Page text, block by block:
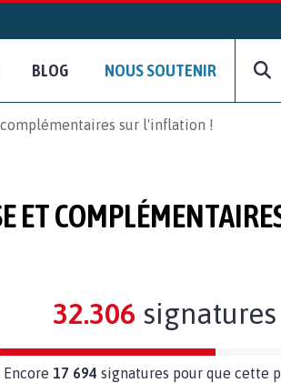
BLOG NOUS SOUTENIR
sur l'inflation !
ET
32.306 signatures
Encore 17 694 signatures pour que cette